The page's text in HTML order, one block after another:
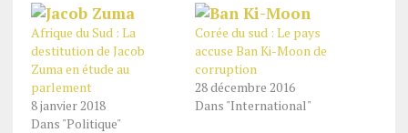
Afrique du Sud : La
destitution de Jacob
Zuma en étude au
parlement
8 janvier 2018
Dans "Politique"
Corée du sud : Le pays
accuse Ban Ki-Moon de
corruption
28 décembre 2016
Dans "International"